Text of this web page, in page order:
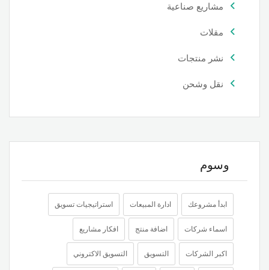
مشاريع صناعية
مقلات
نشر منتجات
نقل وشحن
وسوم
ابدأ مشروعك ادارة المبيعات استراتيجيات تسويق
اسماء شركات اضافة منتج افكار مشاريع
اكبر الشركات التسويق التسويق الاكتروني